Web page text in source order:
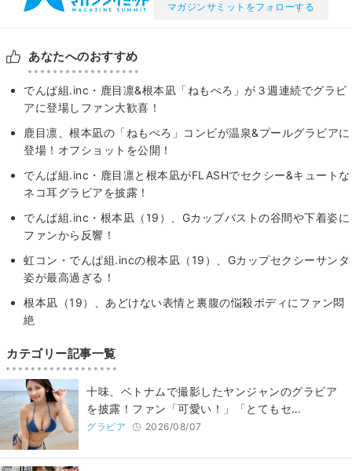
マガジンサミットをフォローする
あなたへのおすすめ
でんぱ組.inc・鹿目凛&根本凪「ねもぺろ」が３週連続でグラビ
アに登場しファン大歓喜！
鹿目凛、根本凪の「ねもぺろ」コンビが温泉&プールグラビアに
登場！オフショットを公開！
でんぱ組.inc・鹿目凛と根本凪がFLASHでセクシー&キュートな
ネコ耳グラビアを披露！
でんぱ組.inc・根本凪（19）、Gカップバストの谷間や下着姿に
ファンから反響！
虹コン・でんぱ組.incの根本凪（19）、Gカップセクシーサンタ
姿が最高過ぎる！
根本凪（19）、あどけない表情と裏腹の悩殺ボディにファン悶
絶
カテゴリー記事一覧
十味、ベトナムで撮影したヤンジャンのグラビア
を披露！ファン「可愛い！」「とてもセ…
グラビア 2026/08/07